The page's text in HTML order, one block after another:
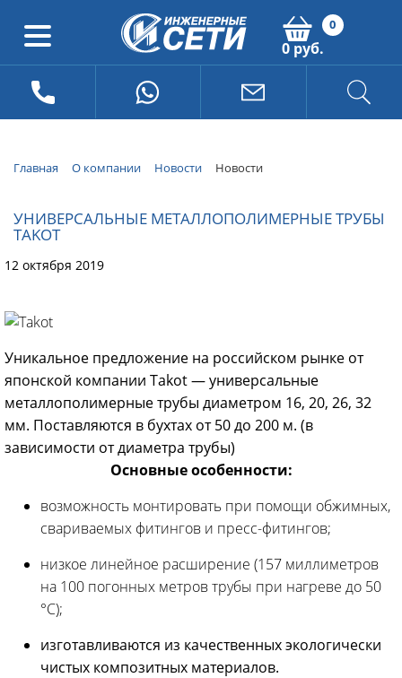
0
0 руб.
Главная О компании Новости Новости
УНИВЕРСАЛЬНЫЕ МЕТАЛЛОПОЛИМЕРНЫЕ ТРУБЫ
TAKOT
12 октября 2019
Уникальное предложение на российском рынке от
японской компании Takot — универсальные
металлополимерные трубы диаметром 16, 20, 26, 32
мм. Поставляются в бухтах от 50 до 200 м. (в
зависимости от диаметра трубы)
Основные особенности:
возможность монтировать при помощи обжимных,
свариваемых фитингов и пресс-фитингов;
низкое линейное расширение (157 миллиметров
на 100 погонных метров трубы при нагреве до 50
°С);
изготавливаются из качественных экологически
чистых композитных материалов.